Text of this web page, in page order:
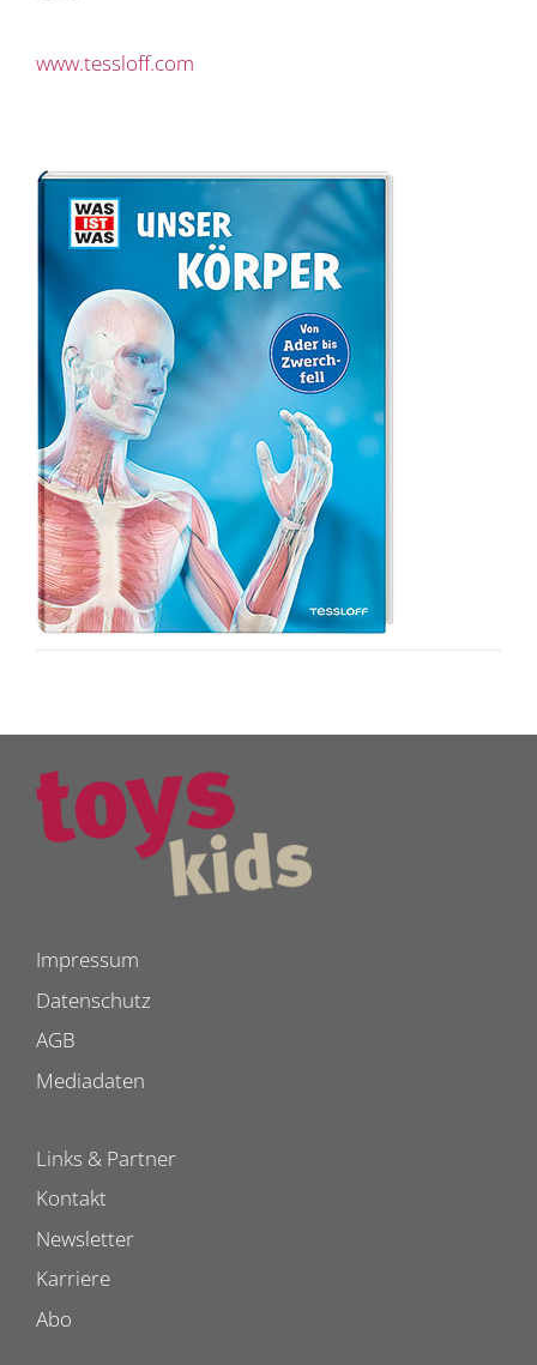
www.tessloff.com
Impressum
Datenschutz
AGB
Mediadaten
Links & Partner
Kontakt
Newsletter
Karriere
Abo